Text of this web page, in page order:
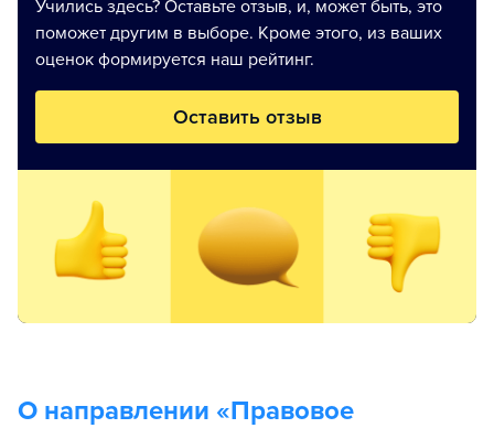
Учились здесь? Оставьте отзыв, и, может быть, это
поможет другим в выборе. Кроме этого, из ваших
оценок формируется наш рейтинг.
Оставить отзыв
О направлении «Правовое